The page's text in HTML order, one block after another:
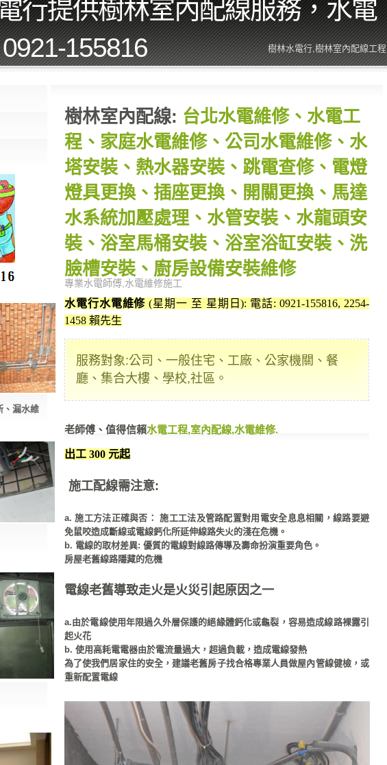
行提供樹林室內配線服務，水電
155816
樹林水電行,樹林室內配線工程
、漏水維
樹林室內配線: 台北水電維修、水電工
程、家庭水電維修、公司水電維修、水
塔安裝、熱水器安裝、跳電查修、電燈
燈具更換、插座更換、開關更換、馬達
水系統加壓處理、水管安裝、水龍頭安
裝、浴室馬桶安裝、浴室浴缸安裝、洗
臉槽安裝、廚房設備安裝維修
專業水電師傅,水電維修施工
水電行水電維修 (星期一 至 星期日): 電話: 0921-155816, 2254-
1458 賴先生
服務對象:公司、一般住宅、工廠、公家機關、餐
廳、集合大樓、學校,社區。
老師傅、值得信賴水電工程,室內配線,水電維修.
出工 300 元起
施工配線需注意:
a. 施工方法正確與否： 施工工法及管路配置對用電安全息息相關，線路要避
免鼠咬造成斷線或電線鈣化所延伸線路失火的淺在危機。
b. 電線的取材差異: 優質的電線對線路傳導及壽命扮演重要角色。
房屋老舊線路隱藏的危機
電線老舊導致走火是火災引起原因之一
a.由於電線使用年限過久外層保護的絕緣體鈣化或龜裂，容易造成線路裸露引
起火花
b. 使用高耗電電器由於電流量過大，超過負載，造成電線發熱
為了使我們居家住的安全，建議老舊房子找合格專業人員做屋內管線健檢，或
重新配置電線